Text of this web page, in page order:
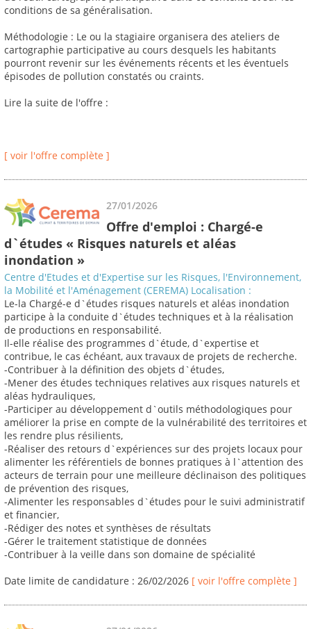
conditions de sa généralisation.
Méthodologie : Le ou la stagiaire organisera des ateliers de
cartographie participative au cours desquels les habitants
pourront revenir sur les événements récents et les éventuels
épisodes de pollution constatés ou craints.
Lire la suite de l'offre :
[ voir l'offre complète ]
27/01/2026
Offre d'emploi : Chargé-e
d`études « Risques naturels et aléas
inondation »
Centre d'Etudes et d'Expertise sur les Risques, l'Environnement,
la Mobilité et l'Aménagement (CEREMA) Localisation :
Le-la Chargé-e d`études risques naturels et aléas inondation
participe à la conduite d`études techniques et à la réalisation
de productions en responsabilité.
Il-elle réalise des programmes d`étude, d`expertise et
contribue, le cas échéant, aux travaux de projets de recherche.
-Contribuer à la définition des objets d`études,
-Mener des études techniques relatives aux risques naturels et
aléas hydrauliques,
-Participer au développement d`outils méthodologiques pour
améliorer la prise en compte de la vulnérabilité des territoires et
les rendre plus résilients,
-Réaliser des retours d`expériences sur des projets locaux pour
alimenter les référentiels de bonnes pratiques à l`attention des
acteurs de terrain pour une meilleure déclinaison des politiques
de prévention des risques,
-Alimenter les responsables d`études pour le suivi administratif
et financier,
-Rédiger des notes et synthèses de résultats
-Gérer le traitement statistique de données
-Contribuer à la veille dans son domaine de spécialité
Date limite de candidature : 26/02/2026 [ voir l'offre complète ]